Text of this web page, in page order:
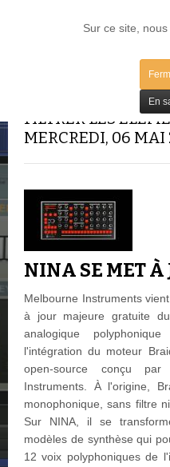
Sur ce site,
En
FILTRER LES
MERCREDI, 06 MAI
NINA SE MET À
Melbourne Instruments
à jour majeure gratuite
analogique
l'intégration du moteur
open-source conçu
Instruments. À l'origine,
monophonique, sans filtre
Sur NINA, il se
modèles de synthèse qui
12 voix polyphoniques de